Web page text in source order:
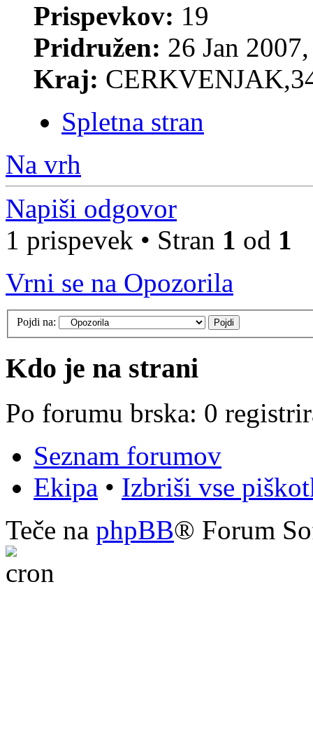
Prispevkov: 19
Pridružen: 26 Jan
Kraj:
Spletna stran
Na vrh
Napiši odgovor
1 prispevek • Stran 1 od 1
Vrni se na Opozorila
Pojdi na:
Kdo je na strani
Po forumu brska: 0
Seznam forumov
Ekipa • Izbriši vse
Teče na phpBB® Forum